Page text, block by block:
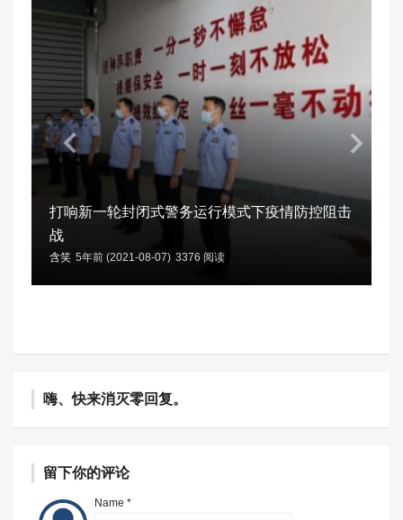
打响新一轮封闭式警务运行模式下疫情防控阻击
战
含笑 5年前 (2021-08-07) 3376 阅读
嗨、快来消灭零回复。
留下你的评论
Name *